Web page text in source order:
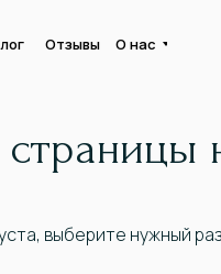
Отзывы О нас
страницы
выберите нужный